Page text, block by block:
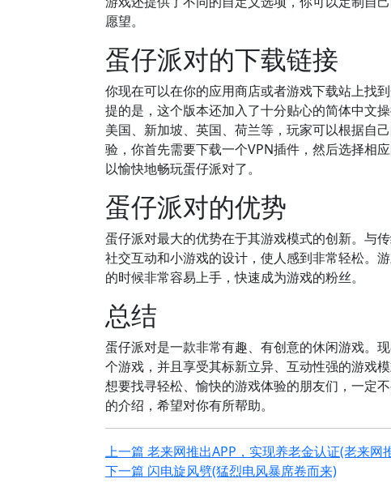
愿望。
蛋仔派对的下载链接
你现在可以在你的应用商店或者游戏下载站上找
提的是，这个版本还加入了十分贴心的简体中文
美国、新加坡、英国、荷兰等，玩家可以根据自
验，你首先需要下载一个VPN插件，然后选择相
以愉快地畅玩蛋仔派对了。
蛋仔派对的优势
蛋仔派对最大的优势在于其游戏模式的创新。与
社交互动和小游戏的设计，使人感到非常轻松。
的时候非常容易上手，快速成为游戏的粉丝。
总结
蛋仔派对是一款非常有趣、有创意的休闲游戏。
个游戏，并且享受其标新立异、互动性强的游戏
想要找寻轻松、愉快的游戏体验的朋友们，一定
的介绍，希望对你有所帮助。
上一篇 老来网推出APP，实现养老金认证(老来网
下一篇 闪电旋风劈(猛烈电风暴席卷而来)